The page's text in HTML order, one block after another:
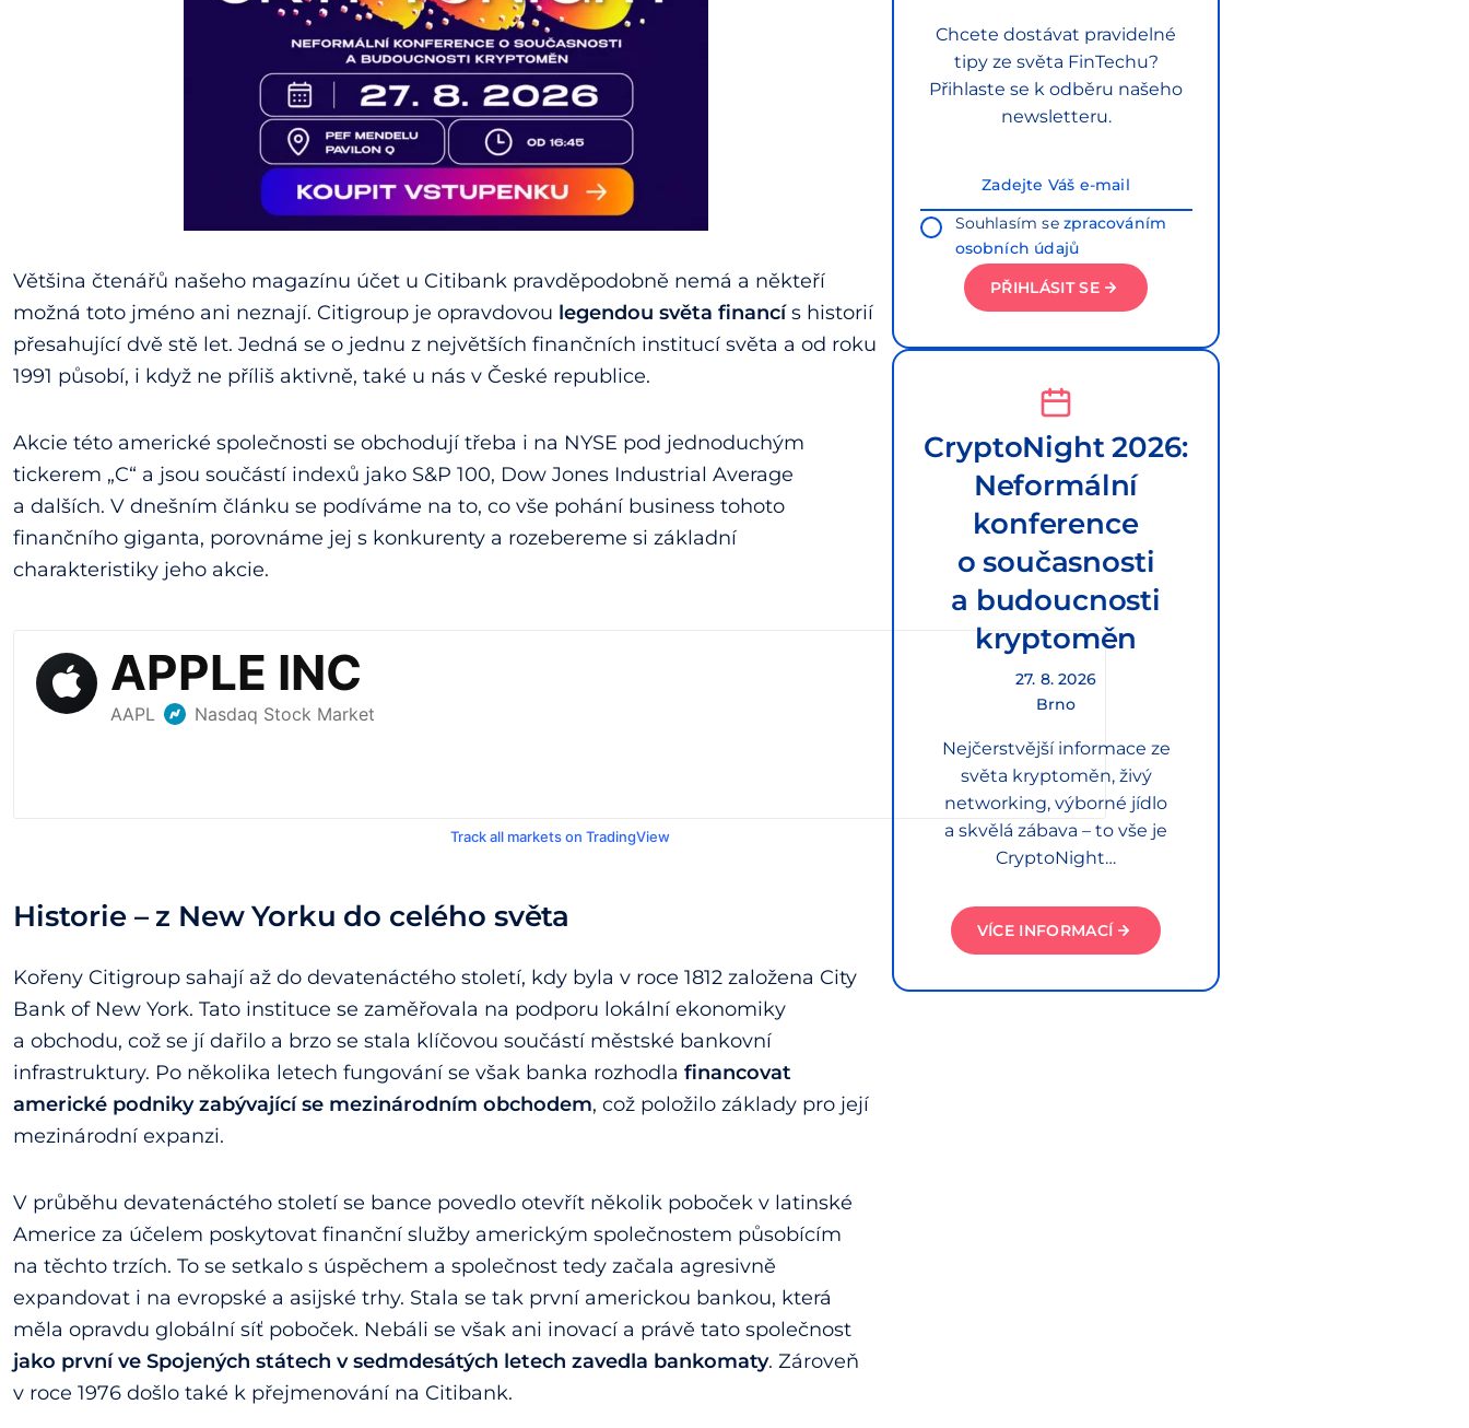
Většina čtenářů našeho magazínu účet u Citibank pravděpodobně nemá a někteří
možná toto jméno ani neznají. Citigroup je opravdovou legendou světa financís historií
přesahující dvě stě let. Jedná se o jednu z největších finančních institucí světa a od roku
1991 působí, i když ne příliš aktivně, také u nás v České republice.
Akcie této americké společnosti se obchodují třeba i na NYSE pod jednoduchým
tickerem „C“ a jsou součástí indexů jako S&P 100, Dow Jones Industrial Average
a dalších. V dnešním článku se podíváme na to, co vše pohání business tohoto
finančního giganta, porovnáme jej s konkurenty a rozebereme si základní
charakteristiky jeho akcie.
Track all markets on TradingView
Historie – z New Yorku do celého světa
Kořeny Citigroup sahají až do devatenáctého století, kdy byla v roce 1812 založena City
Bank of New York. Tato instituce se zaměřovala na podporu lokální ekonomiky
a obchodu, což se jí dařilo a brzo se stala klíčovou součástí městské bankovní
infrastruktury. Po několika letech fungování se však banka rozhodla financovat
americké podniky zabývající se mezinárodním obchodem, což položilo základy pro její
mezinárodní expanzi.
V průběhu devatenáctého století se bance povedlo otevřít několik poboček v latinské
Americe za účelem poskytovat finanční služby americkým společnostem působícím
na těchto trzích. To se setkalo s úspěchem a společnost tedy začala agresivně
expandovat i na evropské a asijské trhy. Stala se tak první americkou bankou, která
měla opravdu globální síť poboček. Nebáli se však ani inovací a právě tato společnost
jako první ve Spojených státech v sedmdesátých letech zavedla bankomaty. Zároveň
v roce 1976 došlo také k přejmenování na Citibank.
Chcete dostávat pravidelné
tipy ze světa FinTechu?
Přihlaste se k odběru našeho
newsletteru.
Souhlasím sezpracováním
osobních údajů
PŘIHLÁSIT SE
CryptoNight 2026:
Neformální
konference
o současnosti
a budoucnosti
kryptoměn
27. 8. 2026
Brno
Nejčerstvější informace ze
světa kryptoměn, živý
networking, výborné jídlo
a skvělá zábava – to vše je
CryptoNight…
VÍCE INFORMACÍ